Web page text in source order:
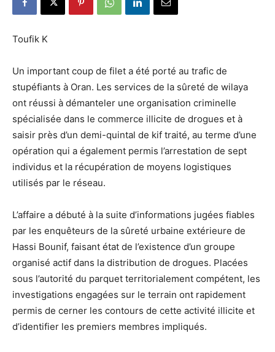
Toufik K
Un important coup de filet a été porté au trafic de
stupéfiants à Oran. Les services de la sûreté de wilaya
ont réussi à démanteler une organisation criminelle
spécialisée dans le commerce illicite de drogues et à
saisir près d’un demi-quintal de kif traité, au terme d’une
opération qui a également permis l’arrestation de sept
individus et la récupération de moyens logistiques
utilisés par le réseau.
L’affaire a débuté à la suite d’informations jugées fiables
par les enquêteurs de la sûreté urbaine extérieure de
Hassi Bounif, faisant état de l’existence d’un groupe
organisé actif dans la distribution de drogues. Placées
sous l’autorité du parquet territorialement compétent, les
investigations engagées sur le terrain ont rapidement
permis de cerner les contours de cette activité illicite et
d’identifier les premiers membres impliqués.